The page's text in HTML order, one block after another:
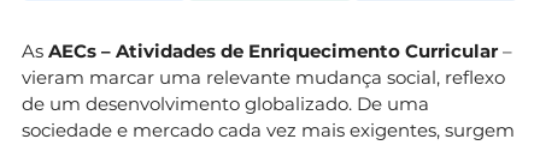
As AECs – Atividades de Enriquecimento Curricular –
vieram marcar uma relevante mudança social, reflexo
de um desenvolvimento globalizado. De uma
sociedade e mercado cada vez mais exigentes, surgem